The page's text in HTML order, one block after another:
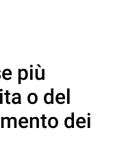
più
o del
dei